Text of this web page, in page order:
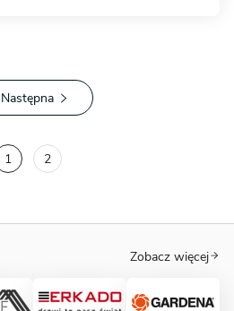
Następna
1 2
Zobacz więcej